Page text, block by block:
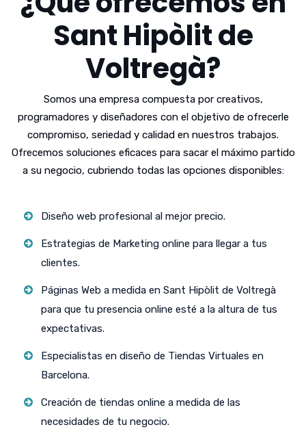
Sant Hipòlit de
Voltregà?
Somos una empresa compuesta por creativos,
programadores y diseñadores con el objetivo de ofrecerle
compromiso, seriedad y calidad en nuestros trabajos.
Ofrecemos soluciones eficaces para sacar el máximo partido
a su negocio, cubriendo todas las opciones disponibles:
Diseño web profesional al mejor precio.
Estrategias de Marketing online para llegar a tus
clientes.
Páginas Web a medida en Sant Hipòlit de Voltregà
para que tu presencia online esté a la altura de tus
expectativas.
Especialistas en diseño de Tiendas Virtuales en
Barcelona.
Creación de tiendas online a medida de las
necesidades de tu negocio.